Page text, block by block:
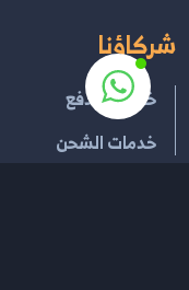
شركاؤنا
خدمات الدفع
خدمات الشحن